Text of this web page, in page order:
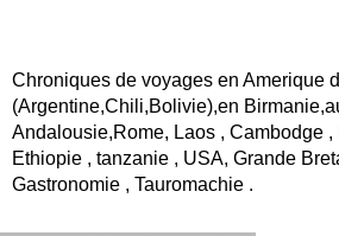
Chroniques de voyages en Amerique
(Argentine,Chili,Bolivie),en
Andalousie,Rome, Laos , Cambodge ,
Ethiopie , tanzanie , USA, Grande
Gastronomie , Tauromachie .